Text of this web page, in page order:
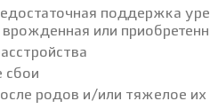
поддержка
или
сбои
родов и/или тяжелое их